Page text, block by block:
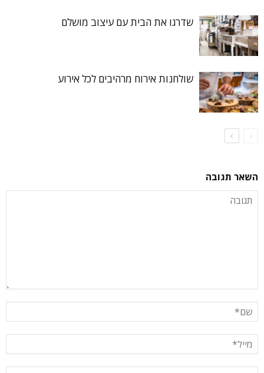
שדרגו את הבית עם עיצוב מושלם
שולחנות אירוח מרהיבים לכל אירוע
השאר תגובה